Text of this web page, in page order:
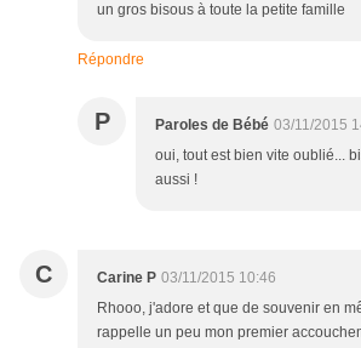
un gros bisous à toute la petite famille
Répondre
P Paroles de Bébé 03/11/2015
oui, tout est bien vite oublié...
aussi !
C Carine P 03/11/2015 10:46
Rhooo, j'adore et que de souvenir en
rappelle un peu mon premier